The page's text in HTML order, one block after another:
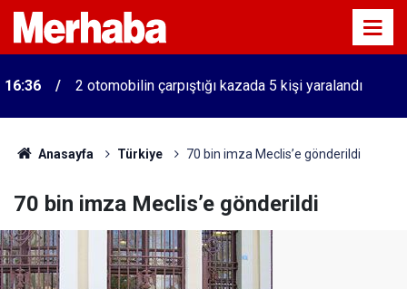
16:36 2 otomobilin çarpıştığı kazada 5 kişi yaralandı
Anasayfa Türkiye 70 bin imza Meclis’e gönderildi
70 bin imza Meclis’e gönderildi